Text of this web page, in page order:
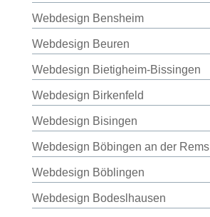
Webdesign Bensheim
Webdesign Beuren
Webdesign Bietigheim-Bissingen
Webdesign Birkenfeld
Webdesign Bisingen
Webdesign Böbingen an der Rems
Webdesign Böblingen
Webdesign Bodeslhausen